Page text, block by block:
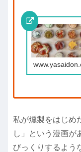
私が燻製をはじめ
し」という漫画が
びっくりするよう